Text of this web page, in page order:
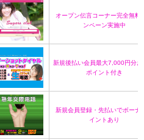
オープン伝言コーナー完全無料
ンペーン実施中
新規後払い会員最大7,000円分お
ポイント付き
新規会員登録・先払いでボーナ
イントあり